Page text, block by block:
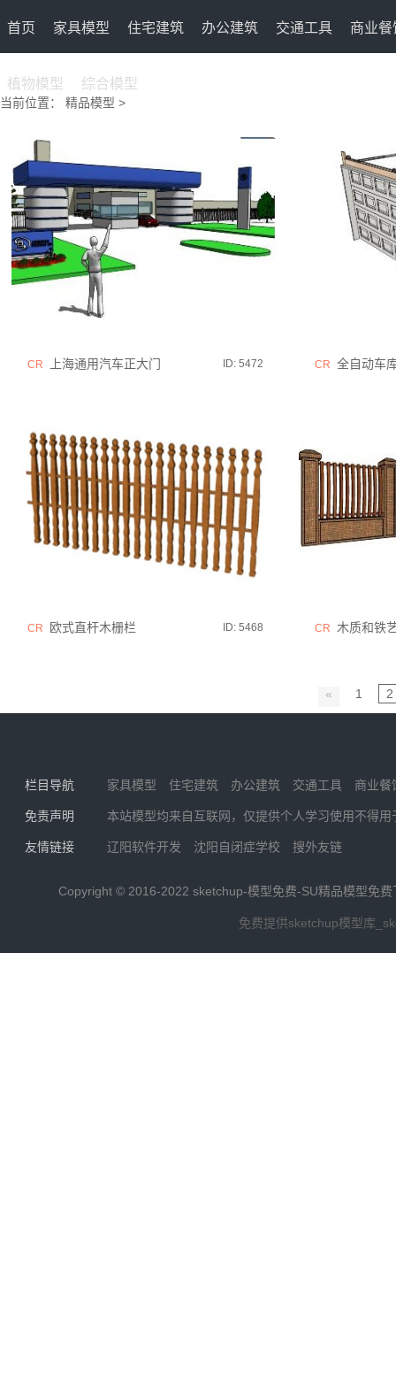
首页 家具模型 住宅建筑 办公建筑 交通工具 商业餐
植物模型 综合模型
当前位置： 精品模型 >
CR 上海通用汽车正大门 ID: 5472 CR 全自动车
CR 欧式直杆木栅栏 ID: 5468 CR 木质和铁艺
« 1 2
栏目导航 家具模型 住宅建筑 办公建筑 交通工具 商业餐
免责声明 本站模型均来自互联网，仅提供个人学习使用不得
友情链接 辽阳软件开发 沈阳自闭症学校 搜外友链
Copyright © 2016-2022 sketchup-模型免费-SU精品模型免
免费提供sketchup模型库